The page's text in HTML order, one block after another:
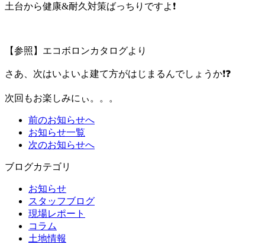
土台から健康&耐久対策ばっちりですよ❗
【参照】エコボロンカタログより
さあ、次はいよいよ建て方がはじまるんでしょうか❗❓
次回もお楽しみにぃ。。。
前のお知らせへ
お知らせ一覧
次のお知らせへ
ブログカテゴリ
お知らせ
スタッフブログ
現場レポート
コラム
土地情報